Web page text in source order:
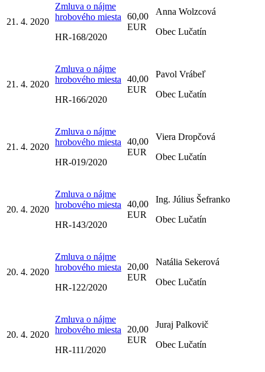
21. 4. 2020
Zmluva o nájme
hrobového miesta
HR-168/2020
60,00
EUR
Anna Wolzcová
Obec Lučatín
21. 4. 2020
Zmluva o nájme
hrobového miesta
HR-166/2020
40,00
EUR
Pavol Vrábeľ
Obec Lučatín
21. 4. 2020
Zmluva o nájme
hrobového miesta
HR-019/2020
40,00
EUR
Viera Dropčová
Obec Lučatín
20. 4. 2020
Zmluva o nájme
hrobového miesta
HR-143/2020
40,00
EUR
Ing. Július Šefranko
Obec Lučatín
20. 4. 2020
Zmluva o nájme
hrobového miesta
HR-122/2020
20,00
EUR
Natália Sekerová
Obec Lučatín
20. 4. 2020
Zmluva o nájme
hrobového miesta
HR-111/2020
20,00
EUR
Juraj Palkovič
Obec Lučatín